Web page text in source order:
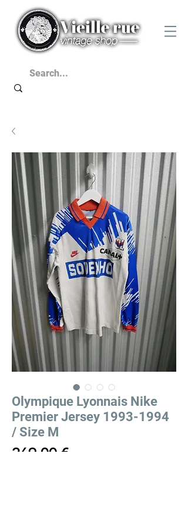
Olympique Lyonnais Nike
Premier Jersey 1993-1994
/ Size M
269,00 €Price